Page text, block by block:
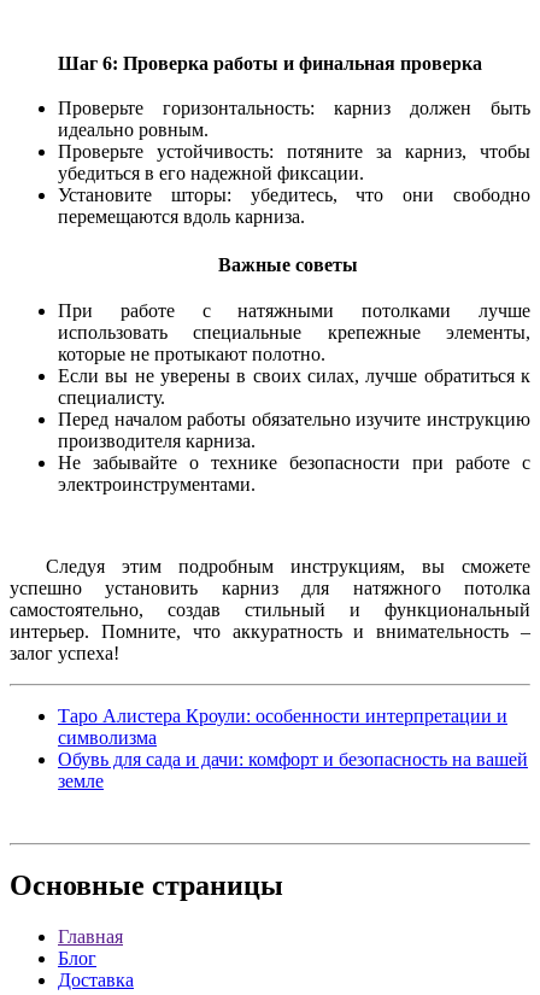
Шаг 6: Проверка работы и финальная проверка
Проверьте горизонтальность: карниз должен быть
идеально ровным.
Проверьте устойчивость: потяните за карниз, чтобы
убедиться в его надежной фиксации.
Установите шторы: убедитесь, что они свободно
перемещаются вдоль карниза.
Важные советы
При работе с натяжными потолками лучше
использовать специальные крепежные элементы,
которые не протыкают полотно.
Если вы не уверены в своих силах, лучше обратиться к
специалисту.
Перед началом работы обязательно изучите инструкцию
производителя карниза.
Не забывайте о технике безопасности при работе с
электроинструментами.
Следуя этим подробным инструкциям, вы сможете
успешно установить карниз для натяжного потолка
самостоятельно, создав стильный и функциональный
интерьер. Помните, что аккуратность и внимательность –
залог успеха!
Таро Алистера Кроули: особенности интерпретации и
символизма
Обувь для сада и дачи: комфорт и безопасность на вашей
земле
Основные страницы
Главная
Блог
Доставка